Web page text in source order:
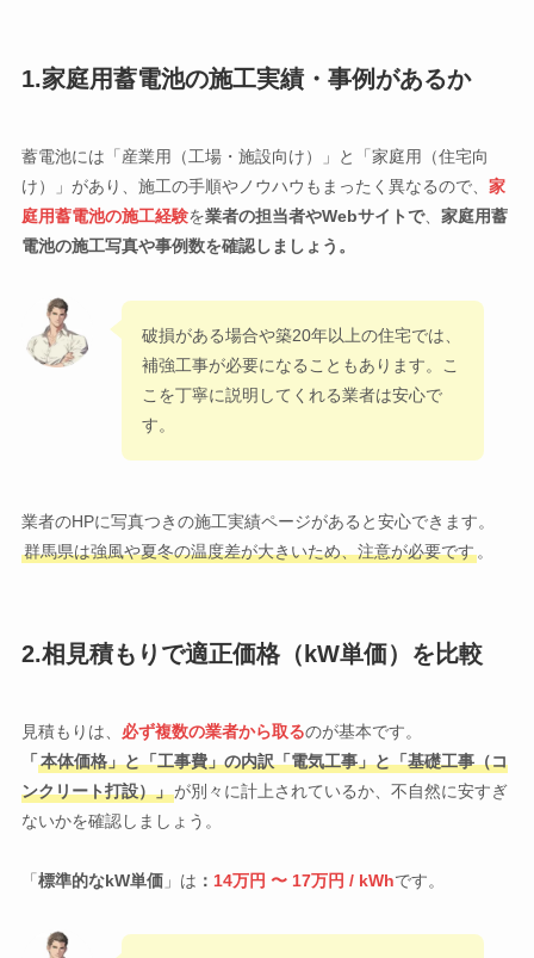
1.家庭用蓄電池の施工実績・事例があるか
蓄電池には「産業用（工場・施設向け）」と「家庭用（住宅向
け）」があり、施工の手順やノウハウもまったく異なるので、 家
庭用蓄電池の施工経験を業者の担当者やWebサイトで、 家庭用蓄
電池の施工写真や事例数を確認しましょう。
破損がある場合や築20年以上の住宅では、
補強工事が必要になることもあります。こ
こを丁寧に説明してくれる業者は安心で
す。
業者のHPに写真つきの施工実績ページがあると安心できます。
群馬県は強風や夏冬の温度差が大きいため、注意が必要です。
2.相見積もりで適正価格（kW単価）を比較
見積もりは、 必ず複数の業者から取るのが基本です。
「 本体価格」と「工事費」の内訳「電気工事」と「基礎工事（コ
ンクリート打設）」が別々に計上されているか、不自然に安すぎ
ないかを確認しましょう。
「 標準的なkW単価」は ： 14万円 〜 17万円 / kWhです。